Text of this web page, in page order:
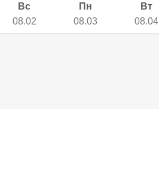
Вс
08.02
Пн
08.03
Вт
08.04